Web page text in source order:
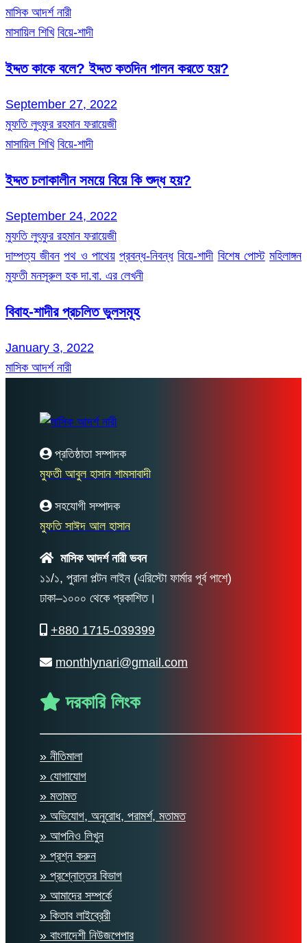
মাসিক আদর্শ নারী
মাসায়িল শিখি বিয়ে-শাদী
ইদ্দত কাকে বলে? ইদ্দত কতদিন পালন করতে হয়?
September 27, 2022
মুফতি লুৎফুর রহমান ফরায়েজী
মাসায়িল শিখি বিয়ে-শাদী
ইদ্দত চলাকালীন সময়ে বিয়ে কি শুদ্ধ হয়?
September 24, 2022
মুফতি লুৎফুর রহমান ফরায়েজী
দাম্পত্য জীবন পথ ও পাথেয় প্রবন্ধ-নিবন্ধ বিয়ে-শাদী বিশেষ পোস্ট মহিলাঙ্গন
মুফতী মনসূরুল হক দা.বা. এর লেখনী
বিবাহ-শাদীর প্রচলিত ভুলসমূহ
January 3, 2022
মাসিক আদর্শ নারী
প্রতিষ্ঠাতা সম্পাদক
মুফতী আবুল হাসান শামসাবাদী
সহযোগী সম্পাদক
মুফতি সাঈদ আল হাসান
মাসিক আদর্শ নারী ভবন
১১/১, পুরানা পল্টন লাইন (এরিস্টো ফার্মার পূর্ব পাশে)
ঢাকা–১০০০ থেকে প্রকাশিত।
+880 1715-039399
monthlynari@gmail.com
দরকারি লিংক
» নীতিমালা
» যোগাযোগ
» মতামত
» অভিযোগ, অনুরোধ, পরামর্শ, মতামত
» আপনিও লিখুন
» প্রশ্ন করুন
» প্রশ্নোত্তর বিভাগ
» আমাদের সম্পর্কে
» কিতাব লাইব্রেরী
» বাংলাদেশী নিউজপেপার